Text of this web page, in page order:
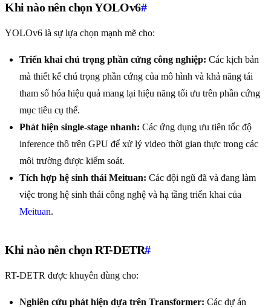
Khi nào nên chọn YOLOv6#
YOLOv6 là sự lựa chọn mạnh mẽ cho:
Triển khai chú trọng phần cứng công nghiệp: Các kịch bản
mà thiết kế chú trọng phần cứng của mô hình và khả năng tái
tham số hóa hiệu quả mang lại hiệu năng tối ưu trên phần cứng
mục tiêu cụ thể.
Phát hiện single-stage nhanh: Các ứng dụng ưu tiên tốc độ
inference thô trên GPU để xử lý video thời gian thực trong các
môi trường được kiểm soát.
Tích hợp hệ sinh thái Meituan: Các đội ngũ đã và đang làm
việc trong hệ sinh thái công nghệ và hạ tầng triển khai của
Meituan.
Khi nào nên chọn RT-DETR#
RT-DETR được khuyên dùng cho:
Nghiên cứu phát hiện dựa trên Transformer: Các dự án